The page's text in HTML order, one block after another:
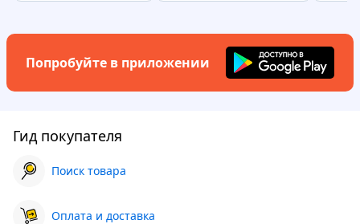
Попробуйте в приложении
Гид покупателя
Поиск товара
Оплата и доставка